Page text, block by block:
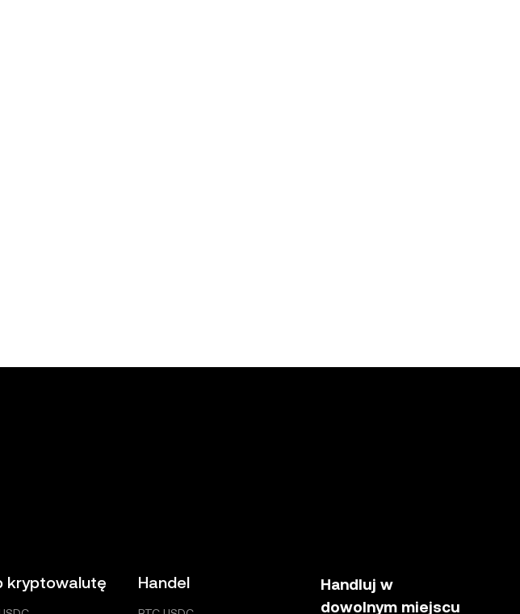
kryptowalutę Handel
Handluj w
dowolnym miejscu